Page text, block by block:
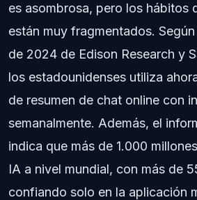
es asombrosa, pero los hábitos
están muy fragmentados.
de 2024 de Edison Research y
los estadounidenses utiliza
de resumen de chat online con
semanalmente. Además, el
indica que más de 1.000
IA a nivel mundial, con más de
confiando solo en la aplicación